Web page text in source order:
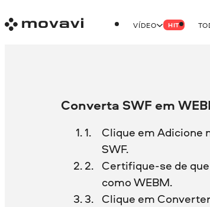
VÍDEO HIT
Converta SWF em
Clique em Adicione
SWF.
Certifique-se de
como WEBM.
Clique em